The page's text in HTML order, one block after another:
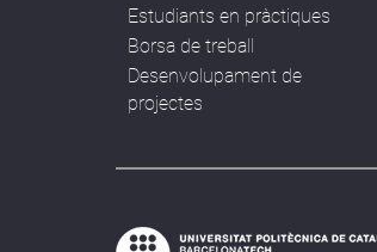
Estudiants en pràctiques
Borsa de treball
Desenvolupament de
projectes